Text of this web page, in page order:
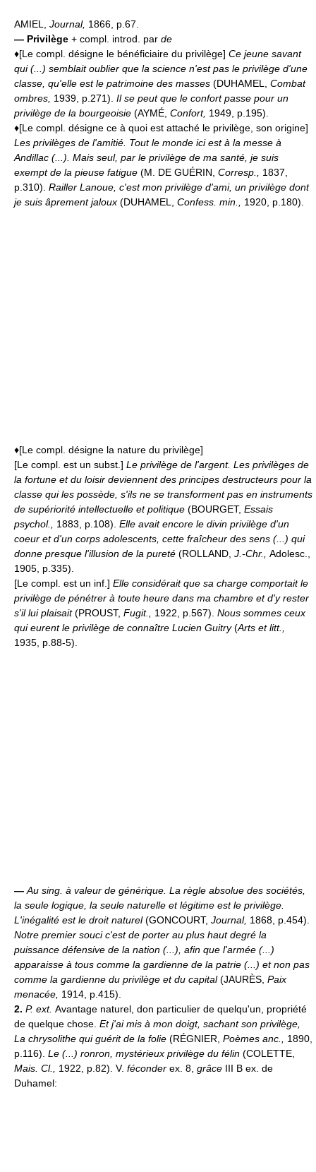
AMIEL, Journal, 1866, p.67.
— Privilège + compl. introd. par de
♦[Le compl. désigne le bénéficiaire du privilège] Ce jeune savant
qui (...) semblait oublier que la science n'est pas le privilège d'une
classe, qu'elle est le patrimoine des masses (DUHAMEL, Combat
ombres, 1939, p.271). Il se peut que le confort passe pour un
privilège de la bourgeoisie (AYMÉ, Confort, 1949, p.195).
♦[Le compl. désigne ce à quoi est attaché le privilège, son origine]
Les privilèges de l'amitié. Tout le monde ici est à la messe à
Andillac (...). Mais seul, par le privilège de ma santé, je suis
exempt de la pieuse fatigue (M. DE GUÉRIN, Corresp., 1837,
p.310). Railler Lanoue, c'est mon privilège d'ami, un privilège dont
je suis âprement jaloux (DUHAMEL, Confess. min., 1920, p.180).
♦[Le compl. désigne la nature du privilège]
[Le compl. est un subst.] Le privilège de l'argent. Les privilèges de
la fortune et du loisir deviennent des principes destructeurs pour la
classe qui les possède, s'ils ne se transforment pas en instruments
de supériorité intellectuelle et politique (BOURGET, Essais
psychol., 1883, p.108). Elle avait encore le divin privilège d'un
coeur et d'un corps adolescents, cette fraîcheur des sens (...) qui
donne presque l'illusion de la pureté (ROLLAND, J.-Chr., Adolesc.,
1905, p.335).
[Le compl. est un inf.] Elle considérait que sa charge comportait le
privilège de pénétrer à toute heure dans ma chambre et d'y rester
s'il lui plaisait(PROUST, Fugit., 1922, p.567). Nous sommes ceux
qui eurent le privilège de connaître Lucien Guitry(Arts et litt.,
1935, p.88-5).
— Au sing. à valeur de générique. La règle absolue des sociétés,
la seule logique, la seule naturelle et légitime est le privilège.
L'inégalité est le droit naturel(GONCOURT, Journal, 1868, p.454).
Notre premier souci c'est de porter au plus haut degré la
puissance défensive de la nation (...), afin que l'armée (...)
apparaisse à tous comme la gardienne de la patrie (...) et non pas
comme la gardienne du privilège et du capital(JAURÈS, Paix
menacée, 1914, p.415).
2. P. ext. Avantage naturel, don particulier de quelqu'un, propriété
de quelque chose. Et j'ai mis à mon doigt, sachant son privilège,
La chrysolithe qui guérit de la folie (RÉGNIER, Poèmes anc., 1890,
p.116). Le (...) ronron, mystérieux privilège du félin (COLETTE,
Mais. Cl., 1922, p.82). V. féconder ex. 8, grâce III B ex. de
Duhamel: